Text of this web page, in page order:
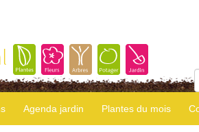
Agenda jardin Plantes du mois